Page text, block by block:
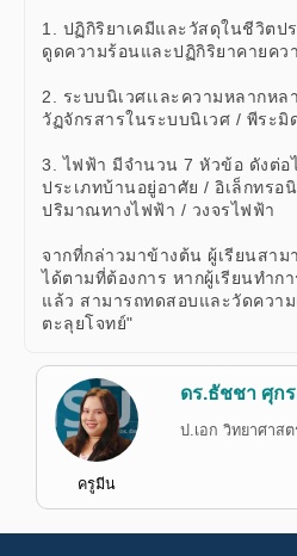
1. ปฏิกิริยาเคมีและวัสดุในชีวิตป
ดูดความร้อนและปฏิกิริยาคายคว
2. ระบบนิเวศเเละความหลากห
วัฏจักรสารในระบบนิเวศ / พีระมิ
3. ไฟฟ้า มีจำนวน 7 หัวข้อ ดังต่
ประเภทบ้านอยู่อาศัย / อิเล็กทรอ
ปริมาณทางไฟฟ้า / วงจรไฟฟ้า
จากที่กล่าวมาข้างต้น ผู้เรียนสาม
ได้ตามที่ต้องการ หากผู้เรียนทำก
แล้ว สามารถทดสอบและวัดควา
ตะลุยโจทย์"
ครูมีน
ดร.ธัชชา ศุก
ป.เอก วิทยาศาส